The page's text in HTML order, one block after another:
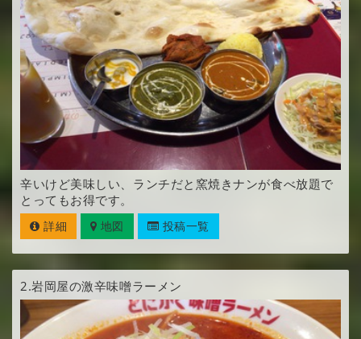
辛いけど美味しい、ランチだと窯焼きナンが食べ放題で
とってもお得です。
詳細 地図 投稿一覧
2.岩岡屋の激辛味噌ラーメン